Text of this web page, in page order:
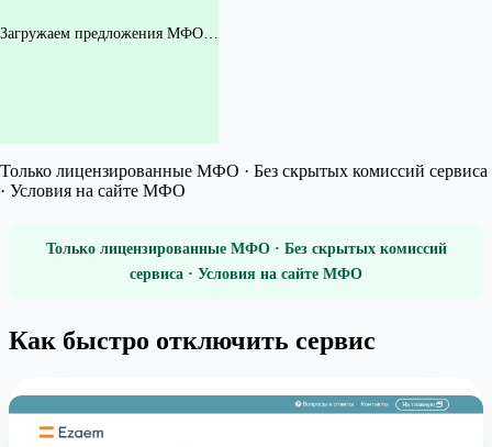
Загружаем предложения МФО…
Только лицензированные МФО · Без скрытых комиссий сервиса
· Условия на сайте МФО
Только лицензированные МФО · Без скрытых комиссий
сервиса · Условия на сайте МФО
Как быстро отключить сервис